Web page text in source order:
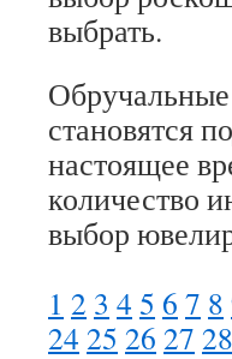
выбрать.
становятся
настоящее
количество
выбор
1 2 3 4 5 6 7 8
24 25 26 27 28